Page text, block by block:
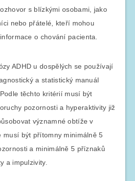
s blízkými osobami, jako
nebo přátelé, kteří mohou
o chování pacienta.
ADHD u dospělých se používají
a statistický manuál
těchto kritérií musí být
pozornosti a hyperaktivity již
významné obtíže v
musí být přítomny minimálně 5
a minimálně 5 příznaků
a impulzivity.